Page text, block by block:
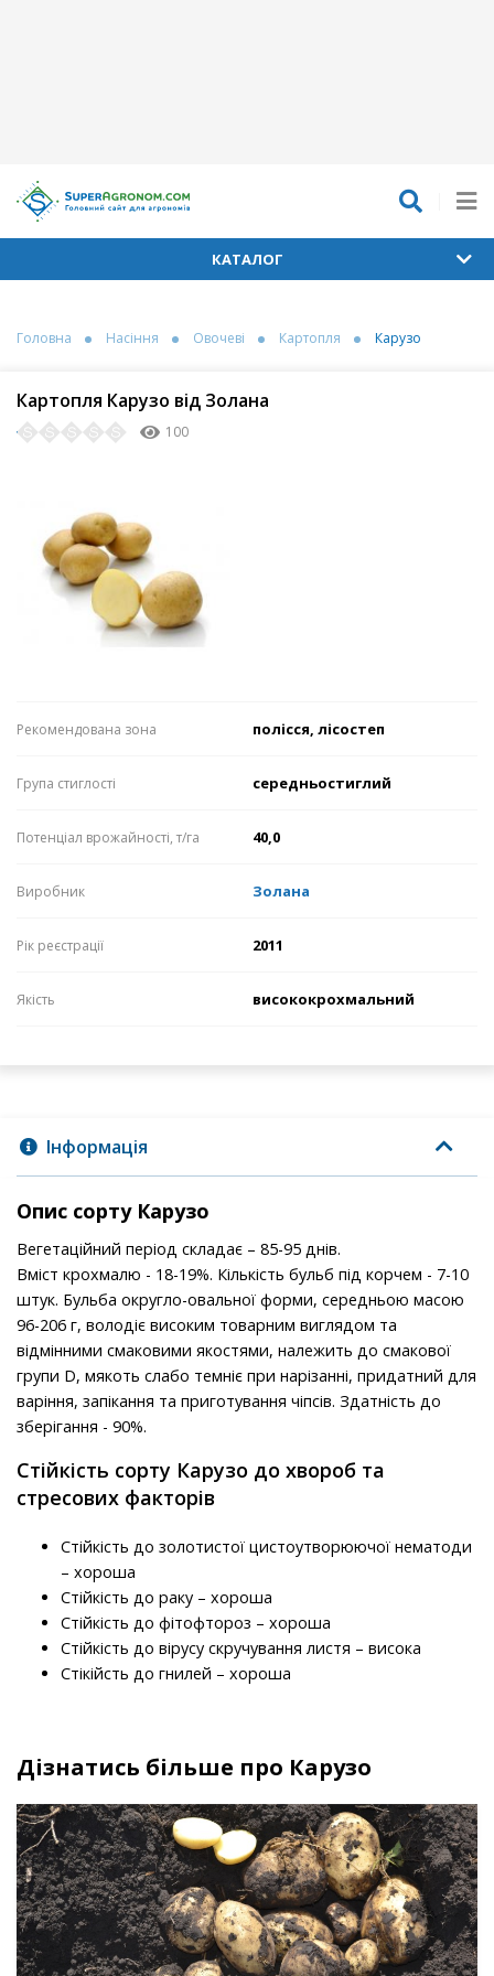
КАТАЛОГ
Головна Насіння Овочеві Картопля Карузо
Картопля Карузо від Золана
100
Рекомендована зона полісся, лісостеп
Група стиглості середньостиглий
Потенціал врожайності, т/га 40,0
Виробник Золана
Рік реєстрації 2011
Якість висококрохмальний
Інформація
Опис сорту Карузо
Вегетаційний період складає – 85-95 днів.
Вміст крохмалю - 18-19%. Кількість бульб під корчем - 7-10
штук. Бульба округло-овальної форми, середньою масою
96-206 г, володіє високим товарним виглядом та
відмінними смаковими якостями, належить до смакової
групи D, мякоть слабо темніє при нарізанні, придатний для
варіння, запікання та приготування чіпсів. Здатність до
зберігання - 90%.
Стійкість сорту Карузо до хвороб та
стресових факторів
Стійкість до золотистої цистоутворюючої нематоди
– хороша
Стійкість до раку – хороша
Стійкість до фітофтороз – хороша
Стійкість до вірусу скручування листя – висока
Стікійсть до гнилей – хороша
Дізнатись більше про Карузо